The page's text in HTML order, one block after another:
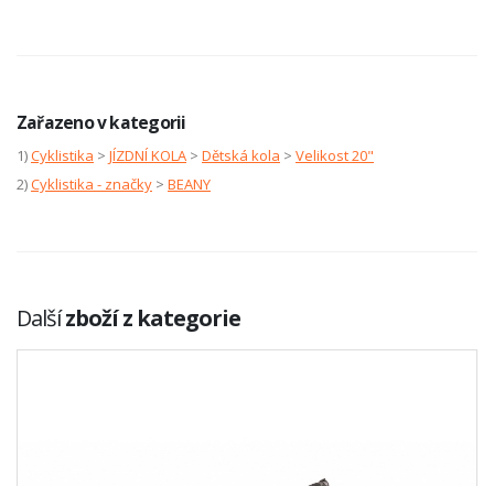
Zařazeno v kategorii
1)Cyklistika > JÍZDNÍ KOLA > Dětská kola > Velikost 20"
2)Cyklistika - značky > BEANY
Dalšízboží z kategorie